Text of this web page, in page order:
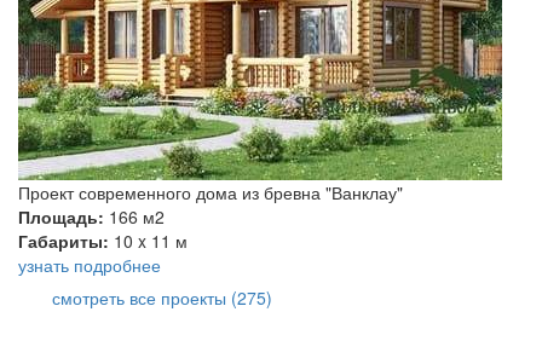
Проект современного дома из бревна "Ванклау"
Площадь: 166 м2
Габариты: 10 x 11 м
узнать подробнее
смотреть все проекты (275)